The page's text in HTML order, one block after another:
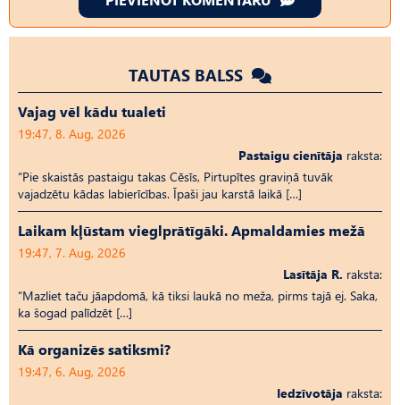
TAUTAS BALSS
Vajag vēl kādu tualeti
19:47, 8. Aug, 2026
Pastaigu cienītāja raksta:
“Pie skaistās pastaigu takas Cēsīs, Pirtupītes graviņā tuvāk
vajadzētu kādas labierīcības. Īpaši jau karstā laikā […]
Laikam kļūstam vieglprātīgāki. Apmaldamies mežā
19:47, 7. Aug, 2026
Lasītāja R. raksta:
“Mazliet taču jāapdomā, kā tiksi laukā no meža, pirms tajā ej. Saka,
ka šogad palīdzēt […]
Kā organizēs satiksmi?
19:47, 6. Aug, 2026
Iedzīvotāja raksta: